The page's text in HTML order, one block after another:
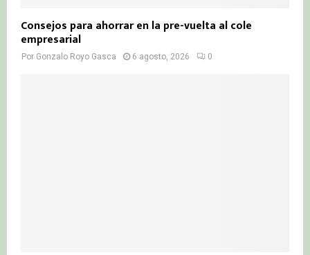
Consejos para ahorrar en la pre-vuelta al cole
empresarial
Por Gonzalo Royo Gasca 6 agosto, 2026 0